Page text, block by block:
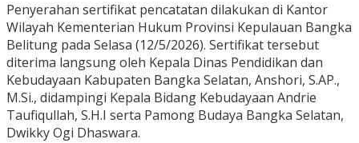
Penyerahan sertifikat pencatatan dilakukan di Kantor
Wilayah Kementerian Hukum Provinsi Kepulauan Bangka
Belitung pada Selasa (12/5/2026). Sertifikat tersebut
diterima langsung oleh Kepala Dinas Pendidikan dan
Kebudayaan Kabupaten Bangka Selatan, Anshori, S.AP.,
M.Si., didampingi Kepala Bidang Kebudayaan Andrie
Taufiqullah, S.H.I serta Pamong Budaya Bangka Selatan,
Dwikky Ogi Dhaswara.